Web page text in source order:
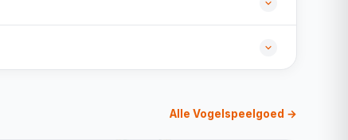
Alle Vogelspeelgoed →